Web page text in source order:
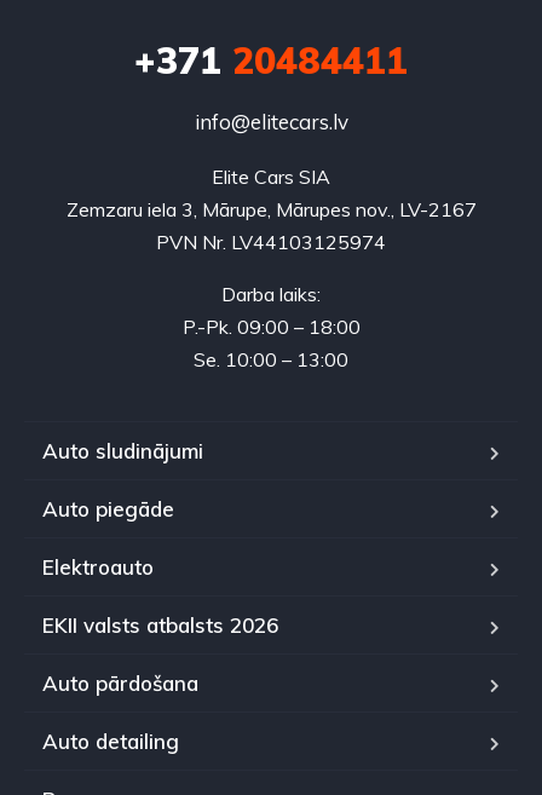
+371 20484411
info@elitecars.lv
Elite Cars SIA
Zemzaru iela 3, Mārupe, Mārupes nov., LV-2167
PVN Nr. LV44103125974
Darba laiks:
P.-Pk. 09:00 – 18:00
Se. 10:00 – 13:00
Auto sludinājumi
Auto piegāde
Elektroauto
EKII valsts atbalsts 2026
Auto pārdošana
Auto detailing